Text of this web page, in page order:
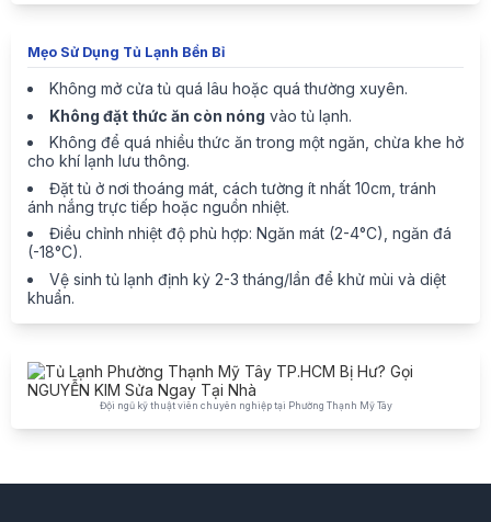
Mẹo Sử Dụng Tủ Lạnh Bền Bỉ
Không mở cửa tủ quá lâu hoặc quá thường xuyên.
Không đặt thức ăn còn nóng vào tủ lạnh.
Không để quá nhiều thức ăn trong một ngăn, chừa khe hở
cho khí lạnh lưu thông.
Đặt tủ ở nơi thoáng mát, cách tường ít nhất 10cm, tránh
ánh nắng trực tiếp hoặc nguồn nhiệt.
Điều chỉnh nhiệt độ phù hợp: Ngăn mát (2-4°C), ngăn đá
(-18°C).
Vệ sinh tủ lạnh định kỳ 2-3 tháng/lần để khử mùi và diệt
khuẩn.
Đội ngũ kỹ thuật viên chuyên nghiệp tại Phường Thạnh Mỹ Tây